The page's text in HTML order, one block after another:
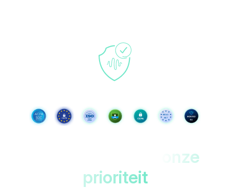
onze
prioriteit